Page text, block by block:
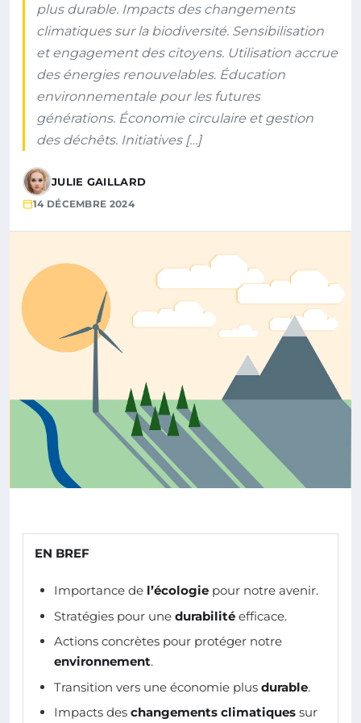
plus durable. Impacts des changements
climatiques sur la biodiversité. Sensibilisation
et engagement des citoyens. Utilisation accrue
des énergies renouvelables. Éducation
environnementale pour les futures
générations. Économie circulaire et gestion
des déchêts. Initiatives […]
JULIE GAILLARD
14 DÉCEMBRE 2024
EN BREF
Importance de l’écologie pour notre avenir.
Stratégies pour une durabilité efficace.
Actions concrètes pour protéger notre
environnement.
Transition vers une économie plus durable.
Impacts des changements climatiques sur